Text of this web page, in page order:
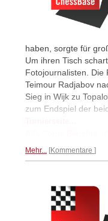
haben, sorgte für
Um ihren Tisch
Fotojournalisten. Die
Teimour Radjabov
Sieg in Wijk zu
zum Endspiel der
Mehr... Kommentare